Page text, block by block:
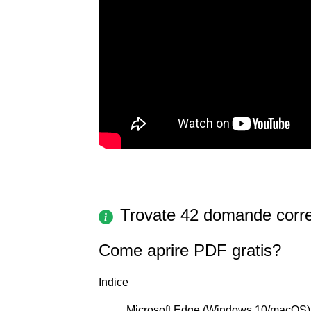
Trovate 42 domande
Come aprire PDF gratis?
Indice